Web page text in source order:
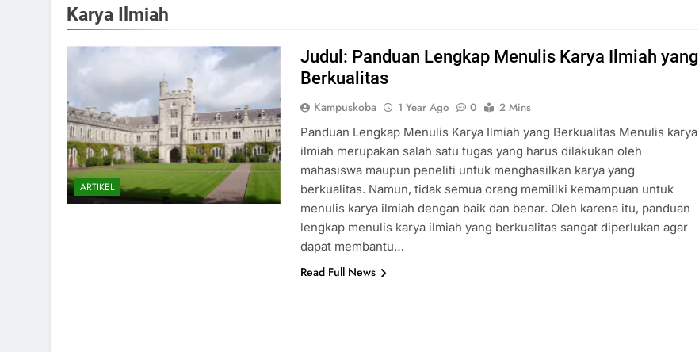
Karya Ilmiah
ARTIKEL
Judul: Panduan Lengkap Menulis Karya Ilmiah yang
Berkualitas
Kampuskoba 1 Year Ago 0
2 Mins
Panduan Lengkap Menulis Karya Ilmiah yang Berkualitas Menulis karya
ilmiah merupakan salah satu tugas yang harus dilakukan oleh
mahasiswa maupun peneliti untuk menghasilkan karya yang
berkualitas. Namun, tidak semua orang memiliki kemampuan untuk
menulis karya ilmiah dengan baik dan benar. Oleh karena itu, panduan
lengkap menulis karya ilmiah yang berkualitas sangat diperlukan agar
dapat membantu…
Read Full News